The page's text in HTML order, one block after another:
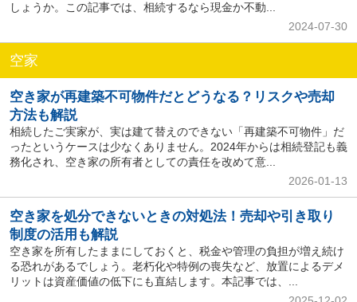
しょうか。この記事では、相続するなら現金か不動...
2024-07-30
空家
空き家が再建築不可物件だとどうなる？リスクや売却
方法も解説
相続したご実家が、実は建て替えのできない「再建築不可物件」だ
ったというケースは少なくありません。2024年からは相続登記も義
務化され、空き家の所有者としての責任を改めて意...
2026-01-13
空き家を処分できないときの対処法！売却や引き取り
制度の活用も解説
空き家を所有したままにしておくと、税金や管理の負担が増え続け
る恐れがあるでしょう。老朽化や特例の喪失など、放置によるデメ
リットは資産価値の低下にも直結します。本記事では、...